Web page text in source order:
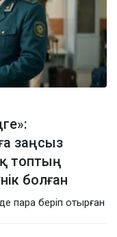
заңсыз
топтың
болған
пара беріп отырған